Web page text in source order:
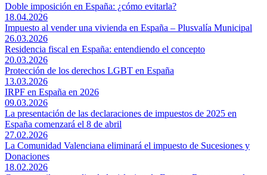
Doble imposición en España: ¿cómo evitarla?
18.04.2026
Impuesto al vender una vivienda en España – Plusvalía Municipal
26.03.2026
Residencia fiscal en España: entendiendo el concepto
20.03.2026
Protección de los derechos LGBT en España
13.03.2026
IRPF en España en 2026
09.03.2026
La presentación de las declaraciones de impuestos de 2025 en
España comenzará el 8 de abril
27.02.2026
La Comunidad Valenciana eliminará el impuesto de Sucesiones y
Donaciones
18.02.2026